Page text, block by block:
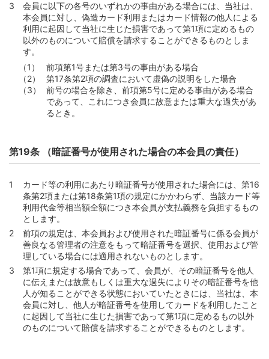
会員に以下の各号のいずれかの事由がある場合には、当社は、
本会員に対し、偽造カード利用またはカード情報の他人による
利用に起因して当社に生じた損害であって第1項に定めるもの
以外のものについて賠償を請求することができるものとしま
す。
前項第1号または第3号の事由がある場合
第17条第2項の調査において虚偽の説明をした場合
前号の場合を除き、前項第5号に定める事由がある場合
であって、これにつき会員に故意または重大な過失があ
るとき。
第19条 （暗証番号が使用された場合の本会員の責任）
カード等の利用にあたり暗証番号が使用された場合には、第16
条第2項または第18条第1項の規定にかかわらず、当該カード等
利用代金等相当額全額につき本会員が支払義務を負担するもの
とします。
前項の規定は、本会員および使用された暗証番号に係る会員が
善良なる管理者の注意をもって暗証番号を選択、使用および管
理している場合には適用されないものとします。
第1項に規定する場合であって、会員が、その暗証番号を他人
に伝えまたは故意もしくは重大な過失によりその暗証番号を他
人が知ることができる状態においていたときには、当社は、本
会員に対し、他人が暗証番号を使用してカードを利用したこと
に起因して当社に生じた損害であって第1項に定めるもの以外
のものについて賠償を請求することができるものとします。